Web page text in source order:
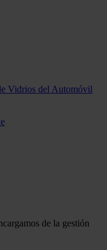
Vidrios del Automóvil
de la gestión